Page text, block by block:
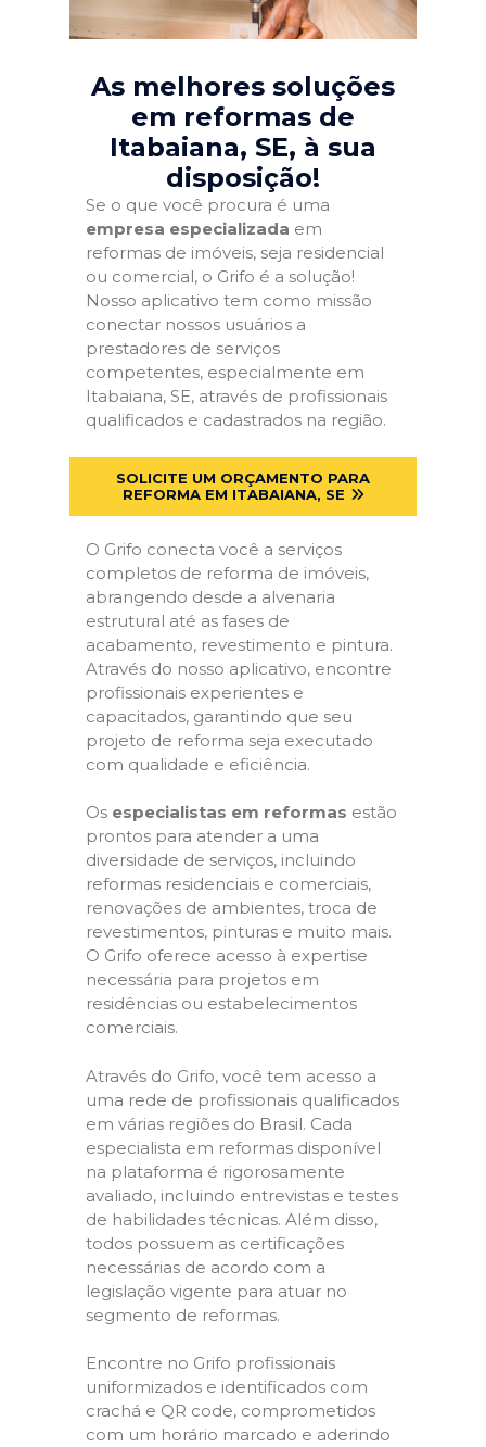
As melhores soluções
em reformas de
Itabaiana, SE, à sua
disposição!
Se o que você procura é uma
empresa especializada em
reformas de imóveis, seja residencial
ou comercial, o Grifo é a solução!
Nosso aplicativo tem como missão
conectar nossos usuários a
prestadores de serviços
competentes, especialmente em
Itabaiana, SE, através de profissionais
qualificados e cadastrados na região.
SOLICITE UM ORÇAMENTO PARA
REFORMA EM ITABAIANA, SE
O Grifo conecta você a serviços
completos de reforma de imóveis,
abrangendo desde a alvenaria
estrutural até as fases de
acabamento, revestimento e pintura.
Através do nosso aplicativo, encontre
profissionais experientes e
capacitados, garantindo que seu
projeto de reforma seja executado
com qualidade e eficiência.
Os especialistas em reformas estão
prontos para atender a uma
diversidade de serviços, incluindo
reformas residenciais e comerciais,
renovações de ambientes, troca de
revestimentos, pinturas e muito mais.
O Grifo oferece acesso à expertise
necessária para projetos em
residências ou estabelecimentos
comerciais.
Através do Grifo, você tem acesso a
uma rede de profissionais qualificados
em várias regiões do Brasil. Cada
especialista em reformas disponível
na plataforma é rigorosamente
avaliado, incluindo entrevistas e testes
de habilidades técnicas. Além disso,
todos possuem as certificações
necessárias de acordo com a
legislação vigente para atuar no
segmento de reformas.
Encontre no Grifo profissionais
uniformizados e identificados com
crachá e QR code, comprometidos
com um horário marcado e aderindo